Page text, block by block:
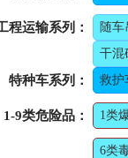
程运输系列： 随车
干混
特种车系列： 救护
1-9类危险品： 1类
6类